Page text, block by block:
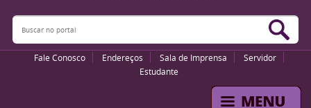
Buscar no portal
Fale Conosco Endereços Sala de Imprensa
Servidor
Estudante